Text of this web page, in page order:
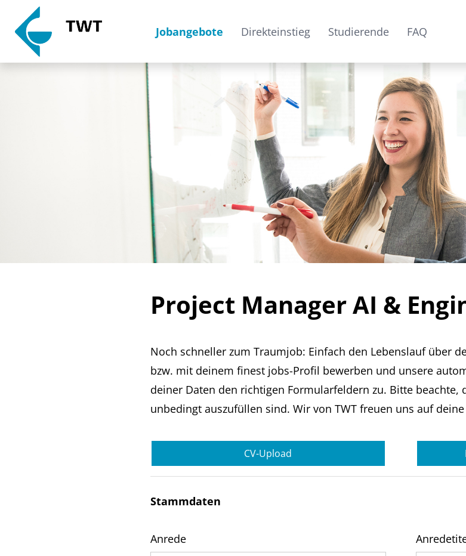
Jobangebote Direkteinstieg Studierende FAQ
Project Manager AI &
Noch schneller zum Traumjob: Einfach den Lebenslauf über
bzw. mit deinem finest jobs-Profil bewerben und unsere
deiner Daten den richtigen Formularfeldern zu. Bitte
unbedingt auszufüllen sind. Wir von TWT freuen uns auf
CV-Upload
Stammdaten
Anrede